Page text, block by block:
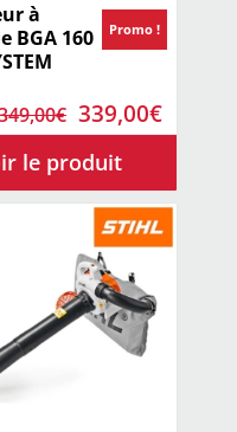
à
BGA 160
€ Le
prix
initial
était :
349,00€.
339,00€Le
prix
est :
Promo !